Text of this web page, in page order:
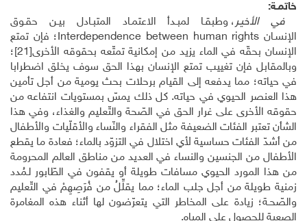
خاتمـة:
في الأخيـر ، وطبقـا لمبـدأ الاعتمـاد المتبـادل بيـن حقـوق
الإنسـانInterdependence between human rights؛ فإن تمتع
الإنسان بحقّه في الماء يزيد من إمكانية تمتّعه بحقوقه الأخرى[21] ؛
وبالمقابل فإن تغييب تمتع الإنسان بهذا الحق سوف يخلق اضطرابا
في حياته؛ مما يدفعه إلى القيام برحلات بحث يومية من أجل تأمين
هذا العنصر الحيوي في حياته. كل ذلك يمسّ بمستويات انتفاعه من
حقوقه الأخرى على غرار الحق في الصّحة والتّعليم والغذاء، وفي هذا
الشأن تعتبر الفئات الضعيفة مثل الفقراء والنّساء والأقلّيات والأطفال
من أشدّ الفئات حساسية لأي اختلال في التزوّد بالماء؛ فعادة ما يقطع
الأطفال من الجنسين والنساء في العديد من مناطق العالم المحرومة
من هذا المورد الحيوي مسافات طويلة أو يقفون في الطّابور لـمُدد
زمنية طويلة من أجل جلب الماء؛ مما يقلِّلُ من فُرَصِهِمْ في التّعليم
والصّحـة؛ زيادة على المخاطر التي يتعرّضون لها أثناء هذه المغامرة
الصعبة للحصول على المياه.